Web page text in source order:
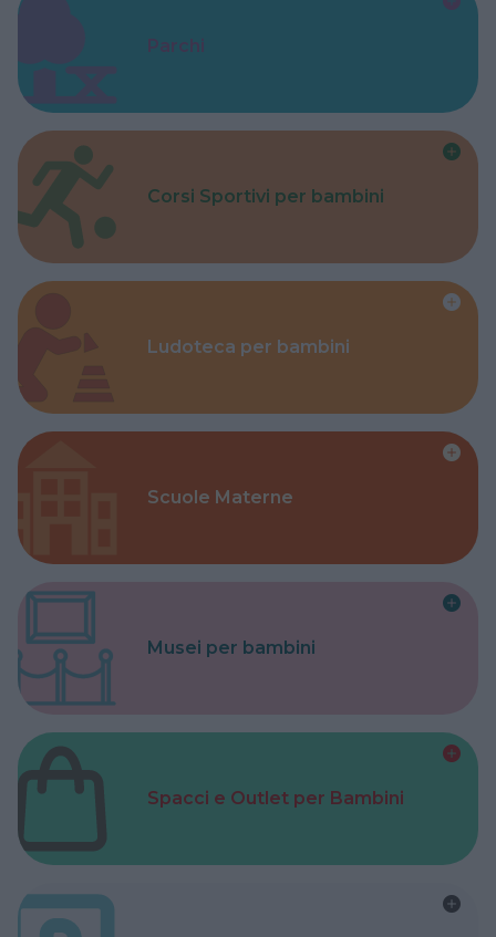
Parchi
Corsi Sportivi per bambini
Ludoteca per bambini
Scuole Materne
Musei per bambini
Spacci e Outlet per Bambini